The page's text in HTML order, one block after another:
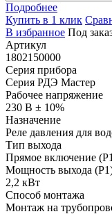
Подробнее
Купить в 1 клик
В избранное Под
Артикул
1802150000
Серия прибора
Серия РДЭ Мастер
Рабочее напряжение
230 В ± 10%
Назначение
Реле давления для
Тип выхода
Прямое включение
Мощность выхода
2,2 кВт
Способ монтажа
Монтаж на